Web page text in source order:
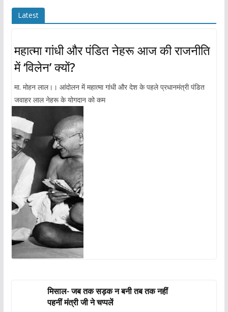
Latest
महात्मा गांधी और पंडित नेहरू आज की राजनीति
में ‘विलेन’ क्यों?
मा. मोहन लाल।। आंदोलन में महात्मा गांधी और देश के पहले प्रधानमंत्री पंडित
जवाहर लाल नेहरू के योगदान को कम
मिसाल- जब तक सड़क न बनी तब तक नहीं
पहनीं मंत्री जी ने चप्पलें